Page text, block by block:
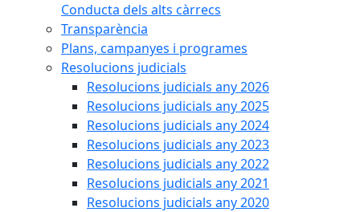
Conducta dels alts càrrecs
Transparència
Plans, campanyes i programes
Resolucions judicials
Resolucions judicials any 2026
Resolucions judicials any 2025
Resolucions judicials any 2024
Resolucions judicials any 2023
Resolucions judicials any 2022
Resolucions judicials any 2021
Resolucions judicials any 2020